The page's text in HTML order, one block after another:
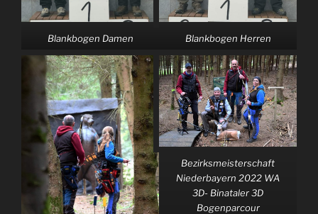
Blankbogen Damen Blankbogen Herren
Bezirksmeisterschaft
Niederbayern 2022 WA
3D- Binataler 3D
Bogenparcour